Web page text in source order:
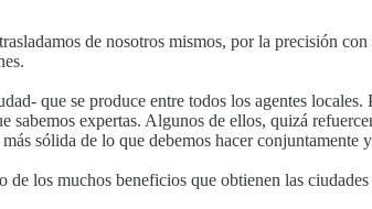
de nosotros mismos, por la precisión
que se produce entre todos los agentes
sabemos expertas. Algunos de ellos, quizá
sólida de lo que debemos hacer
los muchos beneficios que obtienen las